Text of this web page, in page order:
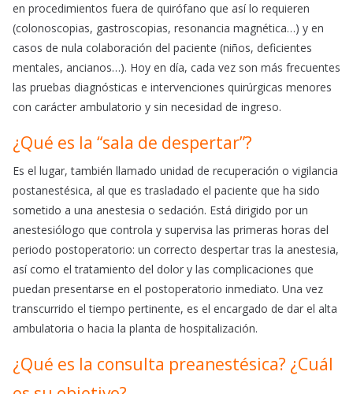
en procedimientos fuera de quirófano que así lo requieren
(colonoscopias, gastroscopias, resonancia magnética…) y en
casos de nula colaboración del paciente (niños, deficientes
mentales, ancianos…). Hoy en día, cada vez son más frecuentes
las pruebas diagnósticas e intervenciones quirúrgicas menores
con carácter ambulatorio y sin necesidad de ingreso.
¿Qué es la “sala de despertar”?
Es el lugar, también llamado unidad de recuperación o vigilancia
postanestésica, al que es trasladado el paciente que ha sido
sometido a una anestesia o sedación. Está dirigido por un
anestesiólogo que controla y supervisa las primeras horas del
periodo postoperatorio: un correcto despertar tras la anestesia,
así como el tratamiento del dolor y las complicaciones que
puedan presentarse en el postoperatorio inmediato. Una vez
transcurrido el tiempo pertinente, es el encargado de dar el alta
ambulatoria o hacia la planta de hospitalización.
¿Qué es la consulta preanestésica? ¿Cuál